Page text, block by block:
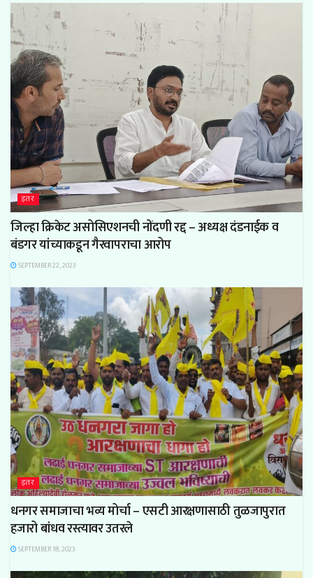
इतर
जिल्हा क्रिकेट असोसिएशनची नोंदणी रद्द – अध्यक्ष दंडनाईक व
बंडगर यांच्याकडून गैरवापराचा आरोप
SEPTEMBER 22, 2023
इतर
धनगर समाजाचा भव्य मोर्चा – एसटी आरक्षणासाठी तुळजापुरात
हजारो बांधव रस्त्यावर उतरले
SEPTEMBER 18, 2023